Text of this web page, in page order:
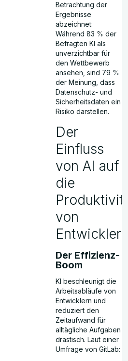
Betrachtung der
Ergebnisse
abzeichnet:
Während 83 % der
Befragten KI als
unverzichtbar für
den Wettbewerb
ansehen, sind 79 %
der Meinung, dass
Datenschutz- und
Sicherheitsdaten ein
Risiko darstellen.
Der
Einfluss
von AI auf
die
Produktivität
von
Entwicklern
Der Effizienz-
Boom
KI beschleunigt die
Arbeitsabläufe von
Entwicklern und
reduziert den
Zeitaufwand für
alltägliche Aufgaben
drastisch. Laut einer
Umfrage von GitLab: